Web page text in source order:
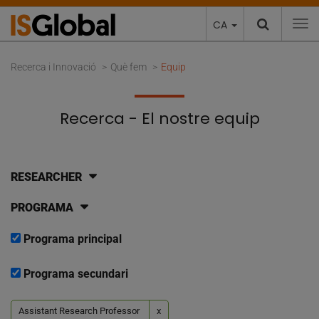
CA
Recerca i Innovació Què fem Equip
Recerca - El nostre equip
RESEARCHER
PROGRAMA
Programa principal
Programa secundari
Assistant Research Professor x